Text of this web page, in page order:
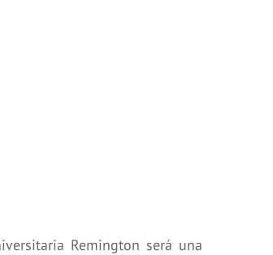
Remington será una